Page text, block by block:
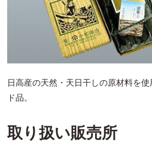
日高産の天然・天日干しの原材料を
ド品。
取り扱い販売所